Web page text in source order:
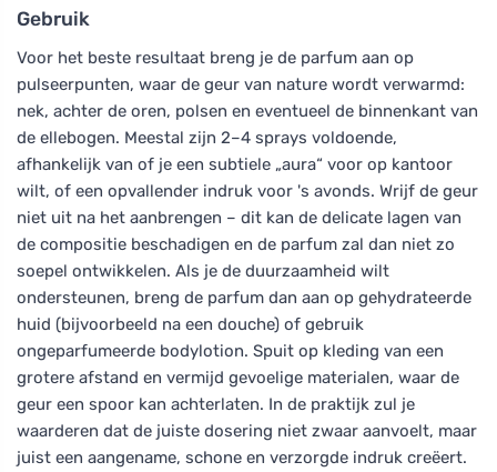
Gebruik
Voor het beste resultaat breng je de parfum aan op
pulseerpunten, waar de geur van nature wordt verwarmd:
nek, achter de oren, polsen en eventueel de binnenkant van
de ellebogen. Meestal zijn 2–4 sprays voldoende,
afhankelijk van of je een subtiele „aura“ voor op kantoor
wilt, of een opvallender indruk voor 's avonds. Wrijf de geur
niet uit na het aanbrengen – dit kan de delicate lagen van
de compositie beschadigen en de parfum zal dan niet zo
soepel ontwikkelen. Als je de duurzaamheid wilt
ondersteunen, breng de parfum dan aan op gehydrateerde
huid (bijvoorbeeld na een douche) of gebruik
ongeparfumeerde bodylotion. Spuit op kleding van een
grotere afstand en vermijd gevoelige materialen, waar de
geur een spoor kan achterlaten. In de praktijk zul je
waarderen dat de juiste dosering niet zwaar aanvoelt, maar
juist een aangename, schone en verzorgde indruk creëert.